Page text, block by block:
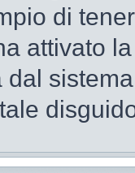
di
attivato
dal